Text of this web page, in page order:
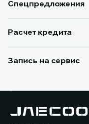
Спецпредложения
Расчет кредита
Запись на сервис